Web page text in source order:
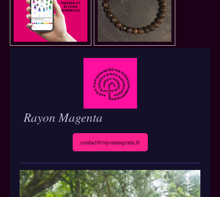
Rayon Magenta
contact@rayonmagenta.fr